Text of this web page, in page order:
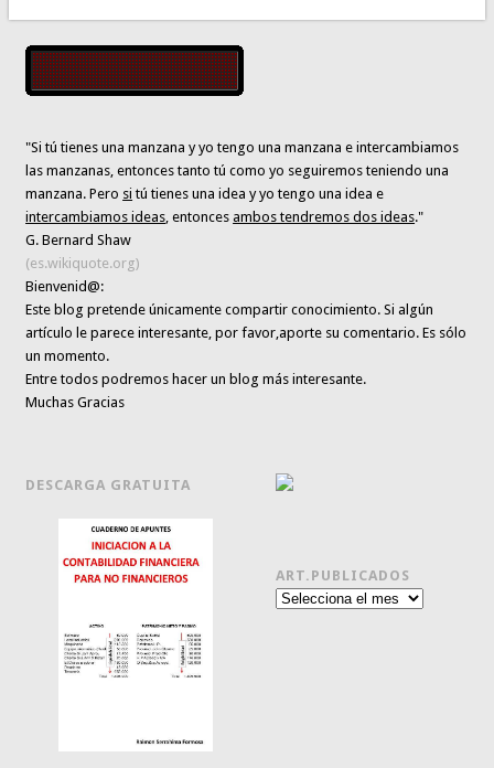
"Si tú tienes una manzana y yo tengo una manzana e intercambiamos
las manzanas, entonces tanto tú como yo seguiremos teniendo una
manzana. Pero si tú tienes una idea y yo tengo una idea e
intercambiamos ideas , entoncesambos tendremos dos ideas."
G. Bernard Shaw
(es.wikiquote.org)
Bienvenid@:
Este blog pretende únicamentecompartir conocimiento. Si algún
artículo le parece interesante,por favor,aporte su comentario. Es sólo
un momento.
Entre todos podremos hacer un blog más interesante.
Muchas Gracias
DESCARGA GRATUITA
ART.PUBLICADOS
Art.publicados